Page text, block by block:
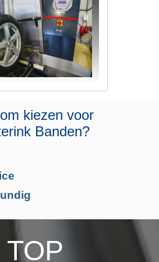
TOP
kiezen voor
Banden?